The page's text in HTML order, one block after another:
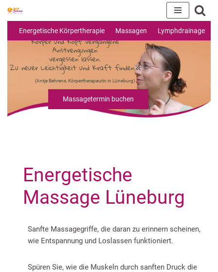
ZumEnergetische Körpertherapie Massagen Lymphdrainage
>> Zur Ruhe kommen.
Körper und Kopf vergangene
Anstrengungen
vergessen lassen.
Zu neuer Leichtigkeit und Kraft finden.<<
(Antje Behrens, Körpertherapeutin in Lüneburg)
Massagetermin buchen
Energetische
Massage Lüneburg
Sanfte Massagegriffe, die daran zu erinnern scheinen,
wie Entspannung und Loslassen funktioniert.
Spüren Sie, wie die Muskeln durch sanften Druck die